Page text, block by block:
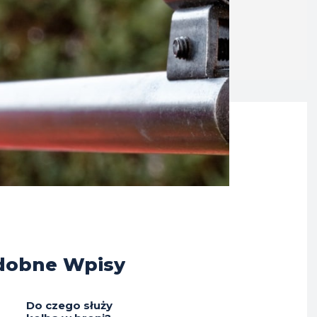
Wpisy
Do czego służy